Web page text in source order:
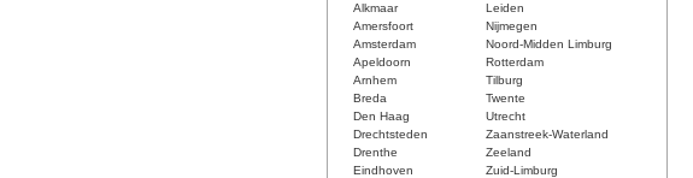
Alkmaar
Leiden
Amersfoort
Nijmegen
Amsterdam
Noord-Midden Limburg
Apeldoorn
Rotterdam
Arnhem
Tilburg
Breda
Twente
Den Haag
Utrecht
Drechtsteden
Zaanstreek-Waterland
Drenthe
Zeeland
Eindhoven
Zuid-Limburg